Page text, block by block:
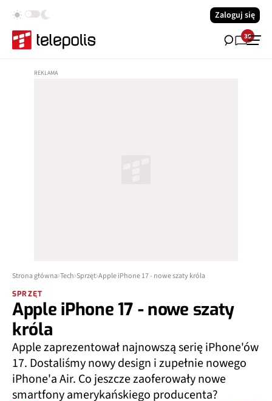
Zaloguj się
39
Strona główna Tech Sprzęt Apple iPhone 17 - nowe szaty króla
SPRZĘT
Apple iPhone 17 - nowe szaty
króla
Apple zaprezentował najnowszą serię iPhone'ów
17. Dostaliśmy nowy design i zupełnie nowego
iPhone'a Air. Co jeszcze zaoferowały nowe
smartfony amerykańskiego producenta?